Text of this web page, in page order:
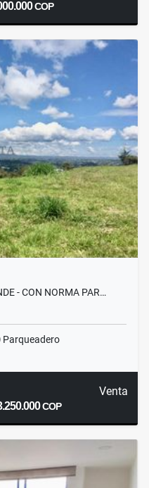
COP
- CON NORMA PAR…
Parqueadero
Venta
COP